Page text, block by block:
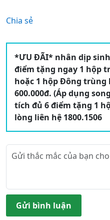
Chia sẻ
*ƯU ĐÃI* nhân dịp
điểm tặng ngay 1 hộp
hoặc 1 hộp Đông trùng
600.000đ. (Áp dụng
tích đủ 6 điểm tặng 1
lòng liên hệ 1800.1506
Gửi bình luận